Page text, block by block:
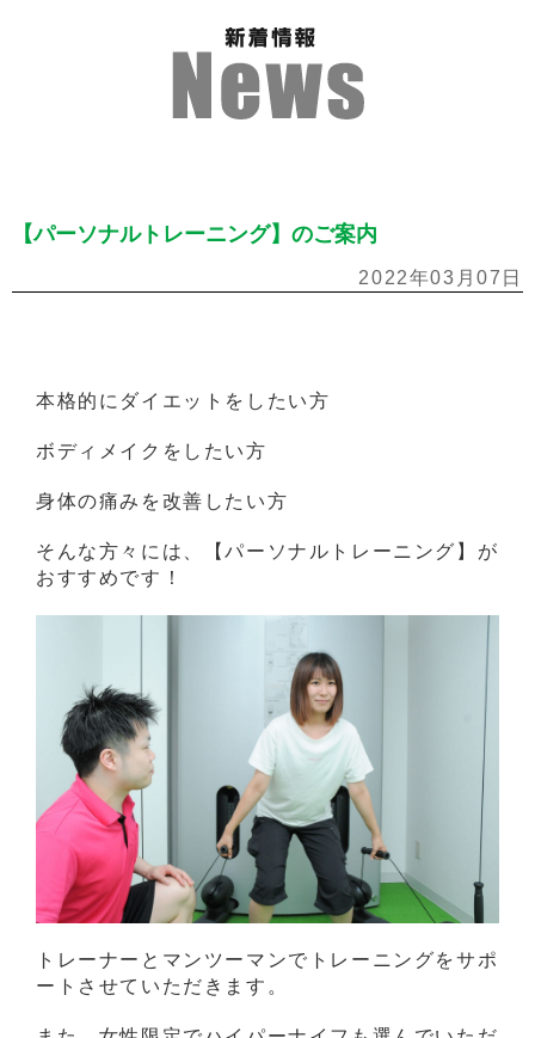
【パーソナルトレーニング】のご案内
2022年03月07日
本格的にダイエットをしたい方
ボディメイクをしたい方
身体の痛みを改善したい方
そんな方々には、【パーソナルトレーニング】が
おすすめです！
トレーナーとマンツーマンでトレーニングをサポ
ートさせていただきます。